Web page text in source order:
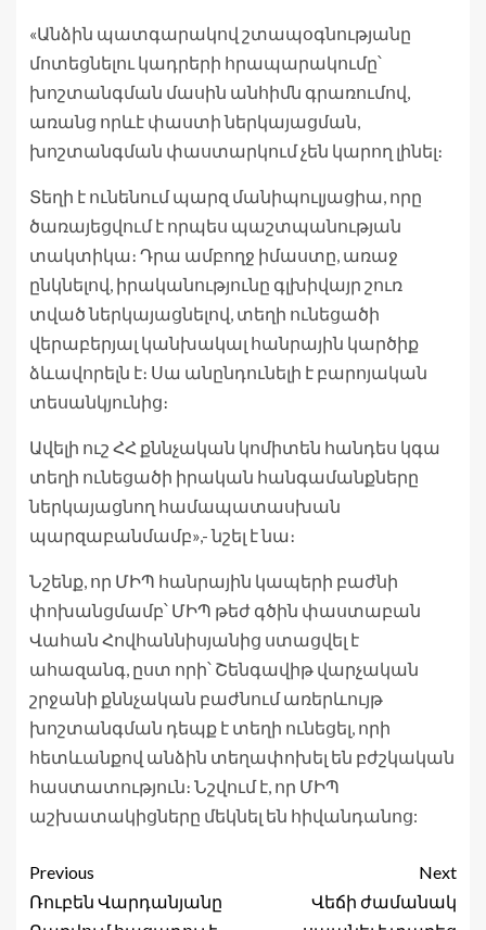
«Անձին պատգարակով շտապօգնությանը
մոտեցնելու կադրերի հրապարակումը՝
խոշտանգման մասին անհիմն գրառումով,
առանց որևէ փաստի ներկայացման,
խոշտանգման փաստարկում չեն կարող լինել։
Տեղի է ունենում պարզ մանիպուլյացիա, որը
ծառայեցվում է որպես պաշտպանության
տակտիկա։ Դրա ամբողջ իմաստը, առաջ
ընկնելով, իրականությունը գլխիվայր շուռ
տված ներկայացնելով, տեղի ունեցածի
վերաբերյալ կանխակալ հանրային կարծիք
ձևավորելն է։ Սա անընդունելի է բարոյական
տեսանկյունից։
Ավելի ուշ ՀՀ քննչական կոմիտեն հանդես կգա
տեղի ունեցածի իրական հանգամանքները
ներկայացնող համապատասխան
պարզաբանմամբ»,- նշել է նա։
Նշենք, որ ՄԻՊ հանրային կապերի բաժնի
փոխանցմամբ՝ ՄԻՊ թեժ գծին փաստաբան
Վահան Հովհաննիսյանից ստացվել է
ահազանգ, ըստ որի՝ Շենգավիթ վարչական
շրջանի քննչական բաժնում առերևույթ
խոշտանգման դեպք է տեղի ունեցել, որի
հետևանքով անձին տեղափոխել են բժշկական
հաստատություն։ Նշվում է, որ ՄԻՊ
աշխատակիցները մեկնել են հիվանդանոց:
Previous
Ռուբեն Վարդանյանը
Next
Վեճի ժամանակ